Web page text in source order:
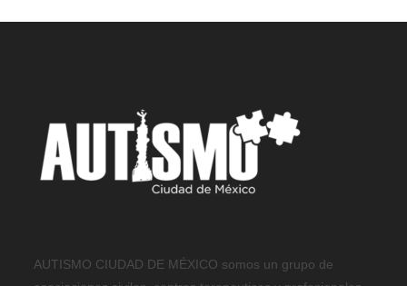
AUTISMO CIUDAD DE MÉXICO somos un grupo de